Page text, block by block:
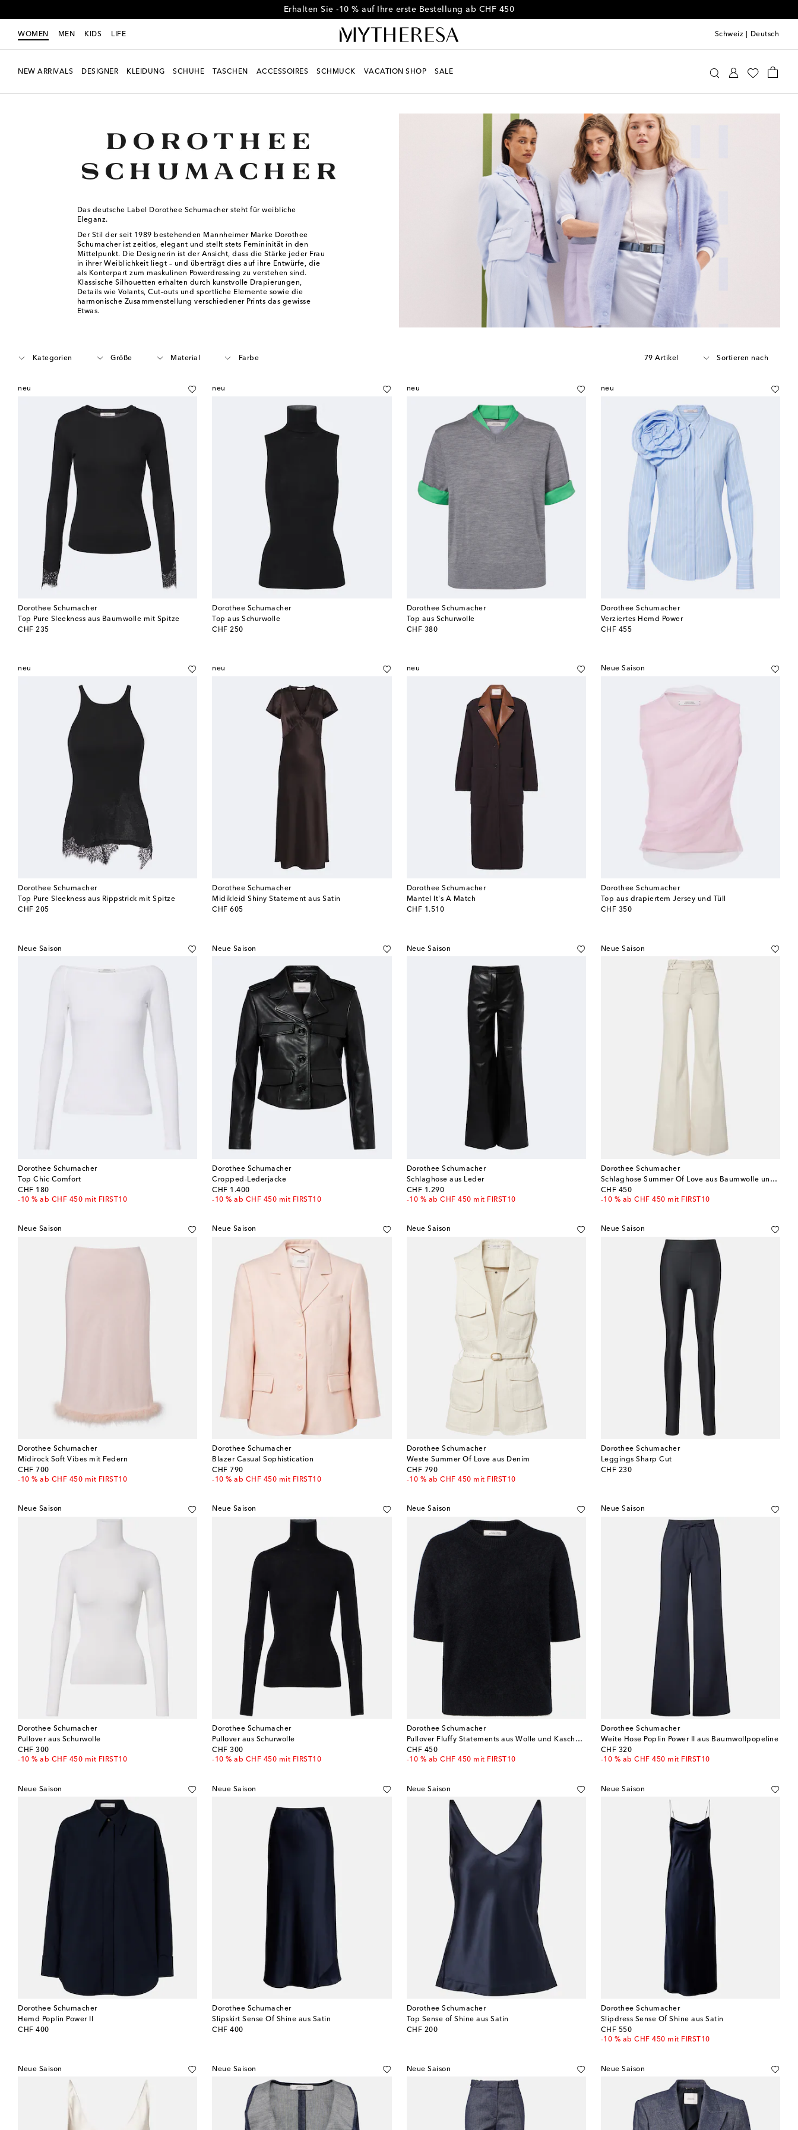
Erhalten Sie -10 % auf Ihre erste Bestellung ab CHF 450
WOMEN MEN KIDS LIFE Schweiz Deutsch
NEW ARRIVALS DESIGNER KLEIDUNG SCHUHE TASCHEN ACCESSOIRES SCHMUCK VACATION SHOP SALE
Das deutsche Label Dorothee Schumacher steht für weibliche
Eleganz.
Der Stil der seit 1989 bestehenden Mannheimer Marke Dorothee
Schumacher ist zeitlos, elegant und stellt stets Femininität in den
Mittelpunkt. Die Designerin ist der Ansicht, dass die Stärke jeder Frau
in ihrer Weiblichkeit liegt – und überträgt dies auf ihre Entwürfe, die
als Konterpart zum maskulinen Powerdressing zu verstehen sind.
Klassische Silhouetten erhalten durch kunstvolle Drapierungen,
Details wie Volants, Cut-outs und sportliche Elemente sowie die
harmonische Zusammenstellung verschiedener Prints das gewisse
Etwas.
Kategorien Größe Material Farbe 79 Artikel Sortieren nach
neu
Dorothee Schumacher
Top Pure Sleekness aus Baumwolle mit Spitze
CHF 235
original price
neu
Dorothee Schumacher
Top aus Schurwolle
CHF 250
original price
neu
Dorothee Schumacher
Top aus Schurwolle
CHF 380
original price
neu
Dorothee Schumacher
Verziertes Hemd Power
CHF 455
original price
neu
Dorothee Schumacher
Top Pure Sleekness aus Rippstrick mit Spitze
CHF 205
original price
neu
Dorothee Schumacher
Midikleid Shiny Statement aus Satin
CHF 605
original price
neu
Dorothee Schumacher
Mantel It's A Match
CHF 1.510
original price
Neue Saison
Dorothee Schumacher
Top aus drapiertem Jersey und Tüll
CHF 350
original price
Neue Saison
Dorothee Schumacher
Top Chic Comfort
CHF 180
original price
-10 % ab CHF 450 mit FIRST10
Neue Saison
Dorothee Schumacher
Cropped-Lederjacke
CHF 1.400
original price
-10 % ab CHF 450 mit FIRST10
Neue Saison
Dorothee Schumacher
Schlaghose aus Leder
CHF 1.290
original price
-10 % ab CHF 450 mit FIRST10
Neue Saison
Dorothee Schumacher
Schlaghose Summer Of Love aus Baumwolle und Leinen
CHF 450
original price
-10 % ab CHF 450 mit FIRST10
Neue Saison
Dorothee Schumacher
Midirock Soft Vibes mit Federn
CHF 700
original price
-10 % ab CHF 450 mit FIRST10
Neue Saison
Dorothee Schumacher
Blazer Casual Sophistication
CHF 790
original price
-10 % ab CHF 450 mit FIRST10
Neue Saison
Dorothee Schumacher
Weste Summer Of Love aus Denim
CHF 790
original price
-10 % ab CHF 450 mit FIRST10
Neue Saison
Dorothee Schumacher
Leggings Sharp Cut
CHF 230
original price
Neue Saison
Dorothee Schumacher
Pullover aus Schurwolle
CHF 300
original price
-10 % ab CHF 450 mit FIRST10
Neue Saison
Dorothee Schumacher
Pullover aus Schurwolle
CHF 300
original price
-10 % ab CHF 450 mit FIRST10
Neue Saison
Dorothee Schumacher
Pullover Fluffy Statements aus Wolle und Kaschmir
CHF 450
original price
-10 % ab CHF 450 mit FIRST10
Neue Saison
Dorothee Schumacher
Weite Hose Poplin Power II aus Baumwollpopeline
CHF 320
original price
-10 % ab CHF 450 mit FIRST10
Neue Saison
Dorothee Schumacher
Hemd Poplin Power II
CHF 400
original price
Neue Saison
Dorothee Schumacher
Slipskirt Sense Of Shine aus Satin
CHF 400
original price
Neue Saison
Dorothee Schumacher
Top Sense of Shine aus Satin
CHF 200
original price
Neue Saison
Dorothee Schumacher
Slipdress Sense Of Shine aus Satin
CHF 550
original price
-10 % ab CHF 450 mit FIRST10
Neue Saison Neue Saison Neue Saison Neue Saison